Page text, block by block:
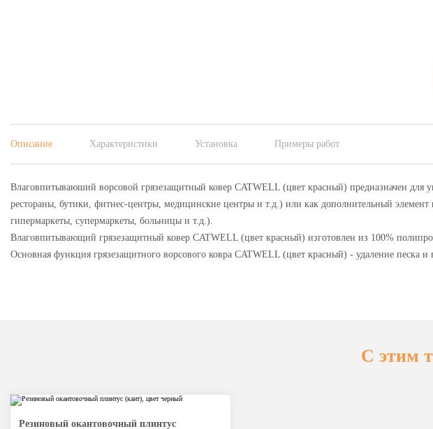
Описание Характеристики Установка Примеры работ
Влаговпитываюший ворсовой грязезащитный ковер CATWELL (цвет красный) предназначен
рестораны, бутики, фитнес-центры, медицинские центры и т.д.) или как дополнительный
гипермаркеты, супермаркеты, больницы и т.д.).
Влаговпитывающий грязезащитный ковер CATWELL (цвет красный) изготовлен из 100%
Основная функция грязезащитного ворсового ковра CATWELL (цвет красный) - удаление песка и
С этим
Резиновый окантовочный плинтус